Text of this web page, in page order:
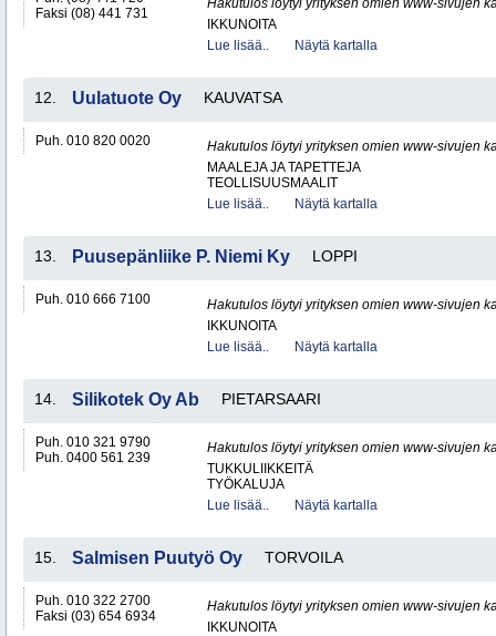
Faksi (08) 441 731
Hakutulos löytyi yrityksen omien www-sivujen
IKKUNOITA
Lue lisää..
Näytä kartalla
12. Uulatuote Oy KAUVATSA
Puh. 010 820 0020
Hakutulos löytyi yrityksen omien www-sivujen
MAALEJA JA TAPETTEJA
TEOLLISUUSMAALIT
Lue lisää..
Näytä kartalla
13. Puusepänliike P. Niemi Ky LOPPI
Puh. 010 666 7100
Hakutulos löytyi yrityksen omien www-sivujen
IKKUNOITA
Lue lisää..
Näytä kartalla
14. Silikotek Oy Ab PIETARSAARI
Puh. 010 321 9790
Puh. 0400 561 239
Hakutulos löytyi yrityksen omien www-sivujen
TUKKULIIKKEITÄ
TYÖKALUJA
Lue lisää..
Näytä kartalla
15. Salmisen Puutyö Oy TORVOILA
Puh. 010 322 2700
Faksi (03) 654 6934
Hakutulos löytyi yrityksen omien www-sivujen
IKKUNOITA